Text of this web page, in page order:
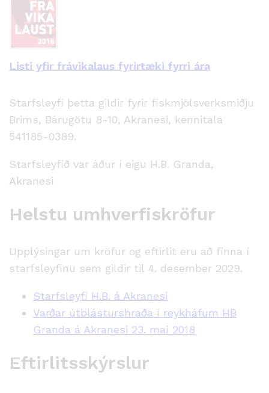
Listi yfir frávikalaus fyrirtæki fyrri ára
Starfsleyfi þetta gildir fyrir fiskmjölsverksmiðju
Brims, Bárugötu 8-10, Akranesi, kennitala
541185-0389.
Starfsleyfið var áður í eigu H.B. Granda,
Akranesi
Helstu umhverfiskröfur
Upplýsingar um kröfur og eftirlit eru að finna í
starfsleyfinu sem gildir til 4. desember 2029.
Starfsleyfi H.B. á Akranesi
Varðar útblásturshraða í reykháfum HB
Granda á Akranesi 23. maí 2018
Eftirlitsskýrslur